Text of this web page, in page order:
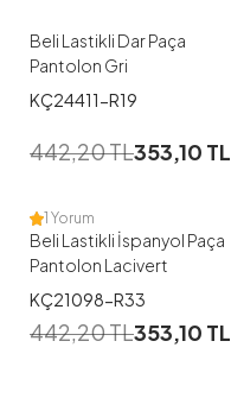
Beli Lastikli Dar Paça
Pantolon Gri
KÇ24411-R19
442,20TL353,10 TL
38 40
1 Yorum
Beli Lastikli İspanyol Paça
Pantolon Lacivert
KÇ21098-R33
442,20TL353,10 TL